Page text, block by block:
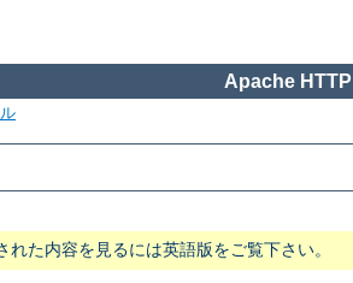
Apache
た内容を見るには英語版をご覧下さい。